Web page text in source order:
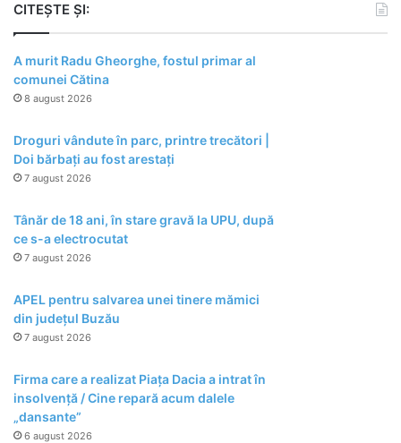
CITEȘTE ȘI:
A murit Radu Gheorghe, fostul primar al
comunei Cătina
8 august 2026
Droguri vândute în parc, printre trecători |
Doi bărbați au fost arestați
7 august 2026
Tânăr de 18 ani, în stare gravă la UPU, după
ce s-a electrocutat
7 august 2026
APEL pentru salvarea unei tinere mămici
din județul Buzău
7 august 2026
Firma care a realizat Piața Dacia a intrat în
insolvență / Cine repară acum dalele
„dansante”
6 august 2026